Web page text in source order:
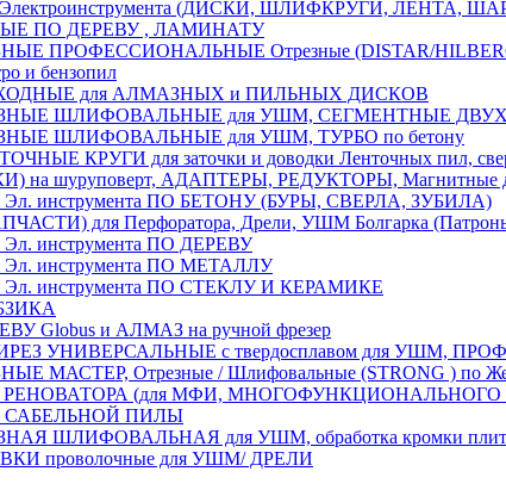
(ДИСКИ, ШЛИФКРУГИ, ЛЕНТА,
ПО ДЕРЕВУ , ЛАМИНАТУ
ПРОФЕССИОНАЛЬНЫЕ Отрезные (DISTAR/HILBERG/
и бензопил
для АЛМАЗНЫХ и ПИЛЬНЫХ ДИСКОВ
ШЛИФОВАЛЬНЫЕ для УШМ, СЕГМЕНТНЫЕ
ШЛИФОВАЛЬНЫЕ для УШМ, ТУРБО по бетону
КРУГИ для заточки и доводки Ленточных пил,
на шуруповерт, АДАПТЕРЫ, РЕДУКТОРЫ, Магнитные
инструмента ПО БЕТОНУ (БУРЫ, СВЕРЛА, ЗУБИЛА)
для Перфоратора, Дрели, УШМ Болгарка
инструмента ПО ДЕРЕВУ
инструмента ПО МЕТАЛЛУ
инструмента ПО СТЕКЛУ И КЕРАМИКЕ
Globus и АЛМАЗ на ручной фрезер
УНИВЕРСАЛЬНЫЕ с твердосплавом для УШМ,
МАСТЕР, Отрезные / Шлифовальные (STRONG ) по
(для МФИ,
ПИЛЫ
ШЛИФОВАЛЬНАЯ для УШМ, обработка кромки плиток
проволочные для УШМ/ ДРЕЛИ